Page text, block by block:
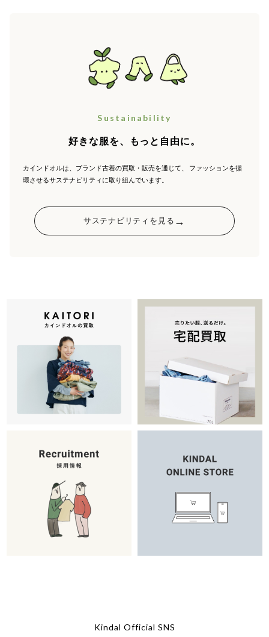
Sustainability
好きな服を、もっと自由に。
カインドオルは、ブランド古着の買取・販売を通じて、
ファッションを循
環させるサステナビリティに取り組んでいます。
サステナビリティを見る →
Kindal Official SNS